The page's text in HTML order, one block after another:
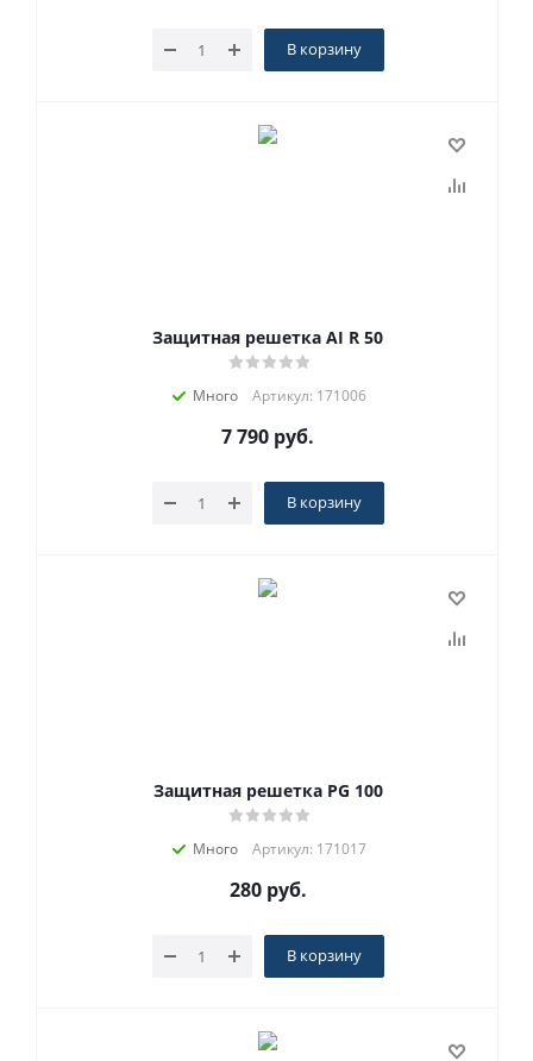
В корзину
Защитная решетка AI R 50
Много Артикул: 171006
7 790 руб.
В корзину
Защитная решетка PG 100
Много Артикул: 171017
280руб.
В корзину